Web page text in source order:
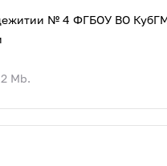
№ 4 ФГБОУ ВО
2 Mb.